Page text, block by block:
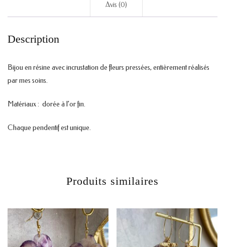
Avis (0)
Description
Bijou en résine avec incrustation de fleurs pressées, entièrement réalisés
par mes soins.
Matériaux : dorée à l’or fin.
Chaque pendentif est unique.
Produits similaires